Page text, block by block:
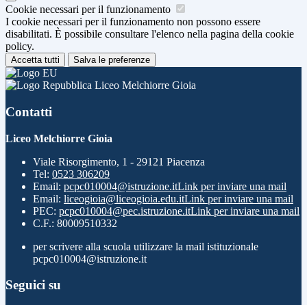
Cookie necessari per il funzionamento
I cookie necessari per il funzionamento non possono essere
disabilitati. È possibile consultare l'elenco nella pagina della cookie
policy.
Accetta tutti Salva le preferenze
Liceo Melchiorre Gioia
Contatti
Liceo Melchiorre Gioia
Viale Risorgimento, 1 - 29121 Piacenza
Tel: 0523 306209
Email: pcpc010004@istruzione.itLink per inviare una mail
Email: liceogioia@liceogioia.edu.itLink per inviare una mail
PEC: pcpc010004@pec.istruzione.itLink per inviare una mail
C.F.: 80009510332
per scrivere alla scuola utilizzare la mail istituzionale
pcpc010004@istruzione.it
Seguici su